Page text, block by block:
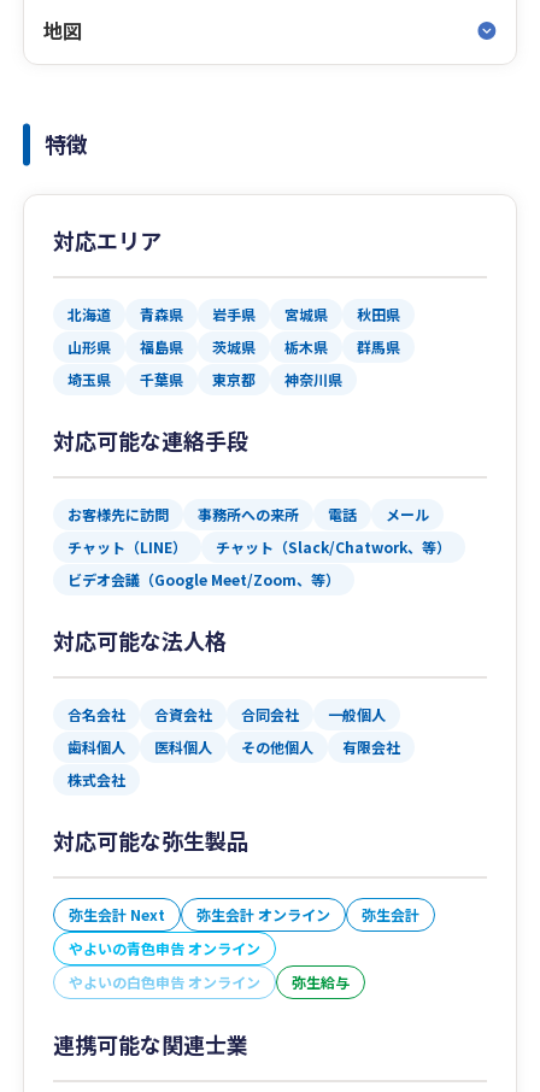
地図
特徴
対応エリア
北海道 青森県 岩手県 宮城県
秋田県
山形県
福島県 茨城県 栃木県
群馬県
埼玉県
千葉県 東京都 神奈川県
対応可能な連絡手段
お客様先に訪問 事務所への来所 電話
メール
チャット（LINE）
チャット（Slack/Chatwork、等）
ビデオ会議（Google Meet/Zoom、等）
対応可能な法人格
合名会社 合資会社 合同会社
一般個人
歯科個人
医科個人 その他個人
有限会社
株式会社
対応可能な弥生製品
弥生会計 Next 弥生会計 オンライン
弥生会計
やよいの青色申告 オンライン
やよいの白色申告 オンライン
弥生給与
連携可能な関連士業